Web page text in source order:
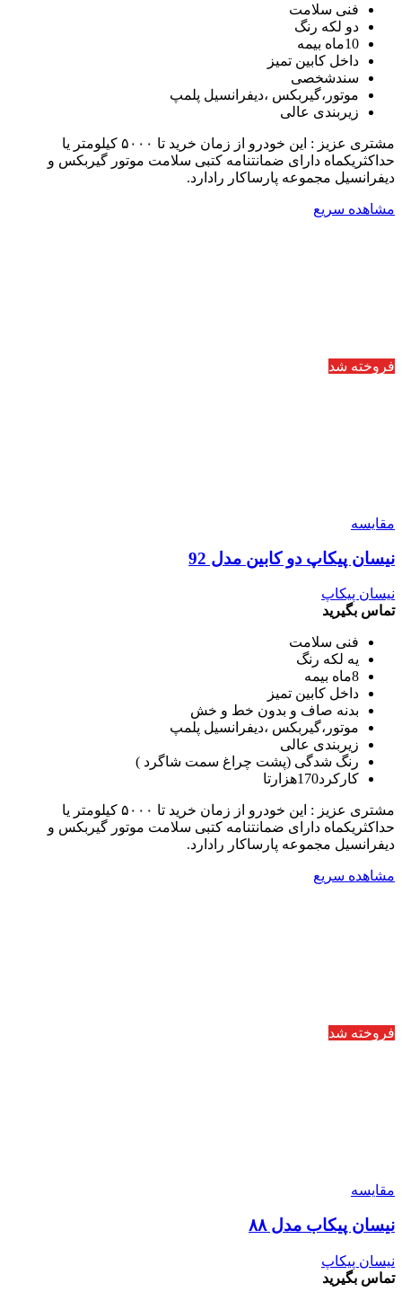
فنی سلامت
دو لکه رنگ
10ماه بیمه
داخل کابین تمیز
سندشخصی
موتور،گیربکس ،دیفرانسیل پلمپ
زیربندی عالی
مشتری عزیز : این خودرو از زمان خرید تا ۵۰۰۰ کیلومتر یا
حداکثریکماه دارای ضمانتنامه کتبی سلامت موتور گیربکس و
دیفرانسیل مجموعه پارساکار رادارد.
مشاهده سریع
فروخته شد
مقایسه
نیسان پیکاپ دو کابین مدل 92
نیسان پیکاپ
تماس بگیرید
فنی سلامت
یه لکه رنگ
8ماه بیمه
داخل کابین تمیز
بدنه صاف و بدون خط و خش
موتور،گیربکس ،دیفرانسیل پلمپ
زیربندی عالی
رنگ شدگی (پشت چراغ سمت شاگرد )
کارکرد170هزارتا
مشتری عزیز : این خودرو از زمان خرید تا ۵۰۰۰ کیلومتر یا
حداکثریکماه دارای ضمانتنامه کتبی سلامت موتور گیربکس و
دیفرانسیل مجموعه پارساکار رادارد.
مشاهده سریع
فروخته شد
مقایسه
نیسان پیکاب مدل ۸۸
نیسان پیکاپ
تماس بگیرید